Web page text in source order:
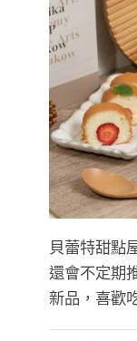
貝蕾特甜點
還會不定期
新品，喜歡